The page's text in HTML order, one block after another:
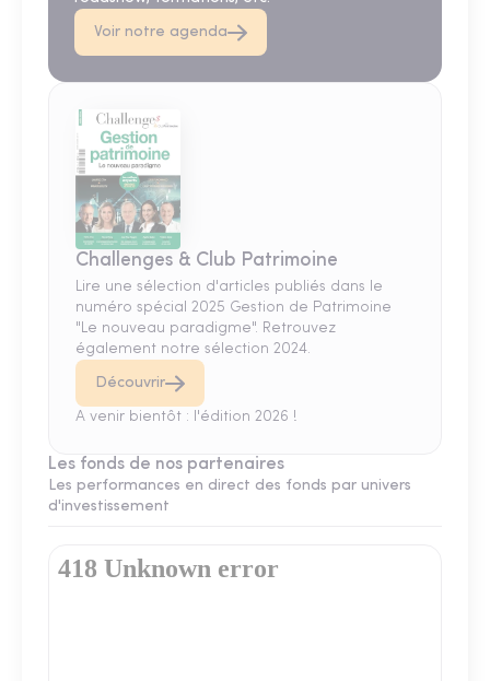
Voir notre agenda
Challenges & Club Patrimoine
Lire une sélection d'articles publiés dans le
numéro spécial 2025 Gestion de Patrimoine
"Le nouveau paradigme". Retrouvez
également notre sélection 2024.
Découvrir
A venir bientôt : l'édition 2026 !
Les fonds de nos partenaires
Les performances en direct des fonds par univers
d'investissement